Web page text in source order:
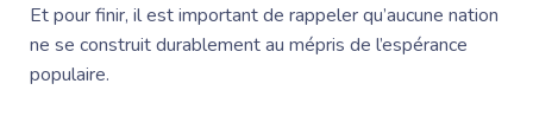
Et pour finir, il est important de rappeler qu’aucune nation
ne se construit durablement au mépris de l’espérance
populaire.